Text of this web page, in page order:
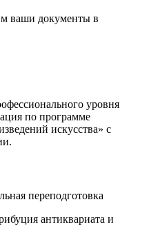
ваши документы в
уровня
по программе
искусства» с
переподготовка
антиквариата и